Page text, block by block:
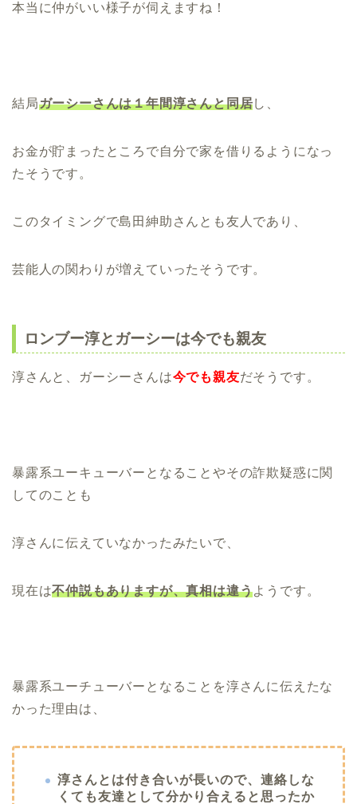
本当に仲がいい様子が伺えますね！
結局ガーシーさんは１年間淳さんと同居し、
お金が貯まったところで自分で家を借りるようになっ
たそうです。
このタイミングで島田紳助さんとも友人であり、
芸能人の関わりが増えていったそうです。
ロンブー淳とガーシーは今でも親友
淳さんと、ガーシーさんは今でも親友だそうです。
暴露系ユーキューバーとなることやその詐欺疑惑に関
してのことも
淳さんに伝えていなかったみたいで、
現在は不仲説もありますが、真相は違うようです。
暴露系ユーチューバーとなることを淳さんに伝えたな
かった理由は、
淳さんとは付き合いが長いので、連絡しな
くても友達として分かり合えると思ったか